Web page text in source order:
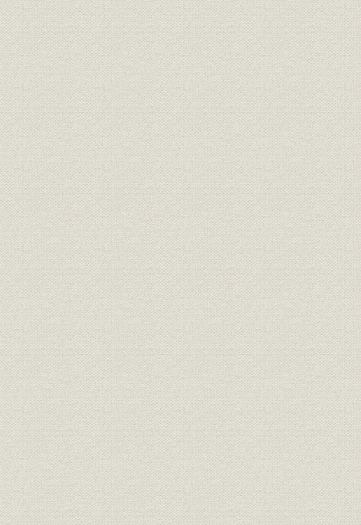
貯蓄 都市別預貯金残高
昭和元年
(1927年)末
銀行;提携・合併 銀行合同の推移
昭和3年
年)
金融 昭和初期の質屋統計
大正14年
(1934年)
銀行;財務・業績 県下銀行の当期利益および純益
昭和元年
年(1935年
融資
三井銀行下関支店より引継いだ
預金および貸出金
[昭和8年
融資
日銀門司管内時局産業向け貸出
調
昭和10年
(1937年)5
融資
日銀門司管内時局産業向け貸
出、銀行業態別調
[昭和12年
財務・業績
百十銀行主要勘定期末残高推移
および指標
昭和10年
年(1943年